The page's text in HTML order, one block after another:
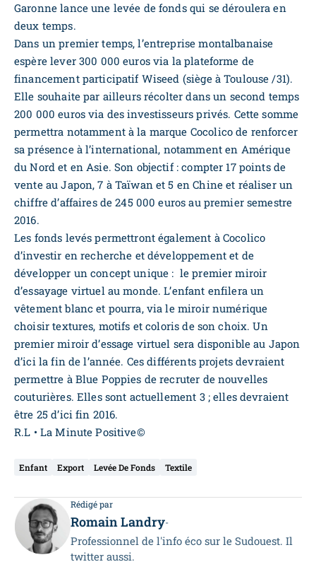
Garonne lance une levée de fonds qui se déroulera en
deux temps.
Dans un premier temps, l’entreprise montalbanaise
espère lever 300 000 euros via la plateforme de
financement participatif Wiseed (siège à Toulouse /31).
Elle souhaite par ailleurs récolter dans un second temps
200 000 euros via des investisseurs privés. Cette somme
permettra notamment à la marque Cocolico de renforcer
sa présence à l’international, notamment en Amérique
du Nord et en Asie. Son objectif : compter 17 points de
vente au Japon, 7 à Taïwan et 5 en Chine et réaliser un
chiffre d’affaires de 245 000 euros au premier semestre
2016.
Les fonds levés permettront également à Cocolico
d’investir en recherche et développement et de
développer un concept unique : le premier miroir
d’essayage virtuel au monde. L’enfant enfilera un
vêtement blanc et pourra, via le miroir numérique
choisir textures, motifs et coloris de son choix. Un
premier miroir d’essage virtuel sera disponible au Japon
d’ici la fin de l’année. Ces différents projets devraient
permettre à Blue Poppies de recruter de nouvelles
couturières. Elles sont actuellement 3 ; elles devraient
être 25 d’ici fin 2016.
R.L • La Minute Positive©
Enfant Export Levée De Fonds Textile
Rédigé par
Romain Landry-
Professionnel de l'info éco sur le Sudouest. Il
twitter aussi.